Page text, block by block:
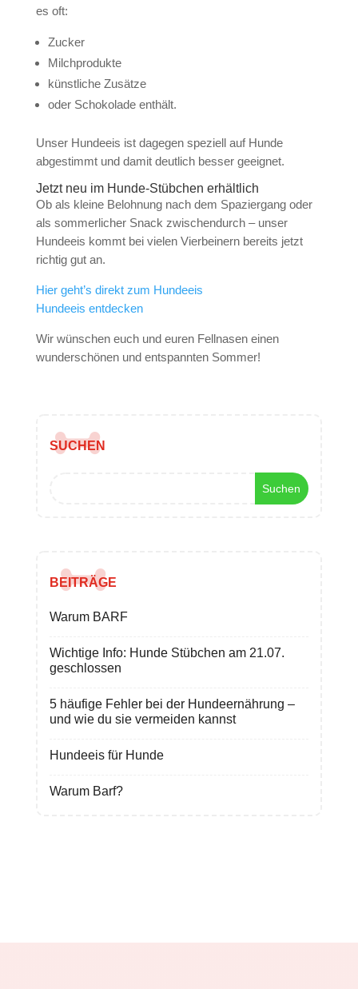
es oft:
Zucker
Milchprodukte
künstliche Zusätze
oder Schokolade enthält.
Unser Hundeeis ist dagegen speziell auf Hunde
abgestimmt und damit deutlich besser geeignet.
Jetzt neu im Hunde-Stübchen erhältlich
Ob als kleine Belohnung nach dem Spaziergang oder
als sommerlicher Snack zwischendurch – unser
Hundeeis kommt bei vielen Vierbeinern bereits jetzt
richtig gut an.
Hier geht’s direkt zum Hundeeis
Hundeeis entdecken
Wir wünschen euch und euren Fellnasen einen
wunderschönen und entspannten Sommer!
SUCHEN
BEITRÄGE
Warum BARF
Wichtige Info: Hunde Stübchen am 21.07.
geschlossen
5 häufige Fehler bei der Hundeernährung –
und wie du sie vermeiden kannst
Hundeeis für Hunde
Warum Barf?